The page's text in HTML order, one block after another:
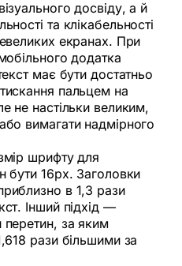
досвіду, а й
та клікабельності
екранах. При
додатка
має бути достатньо
пальцем на
не настільки великим,
вимагати надмірного
шрифту для
бути 16px. Заголовки
в 1,3 рази
Інший підхід —
перетин, за яким
рази більшими за